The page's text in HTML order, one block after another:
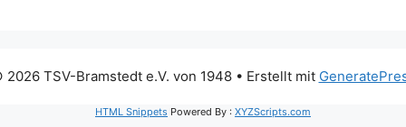
2026 TSV-Bramstedt e.V. von 1948• Erstellt mit
HTML Snippets Powered By : XYZScripts.com